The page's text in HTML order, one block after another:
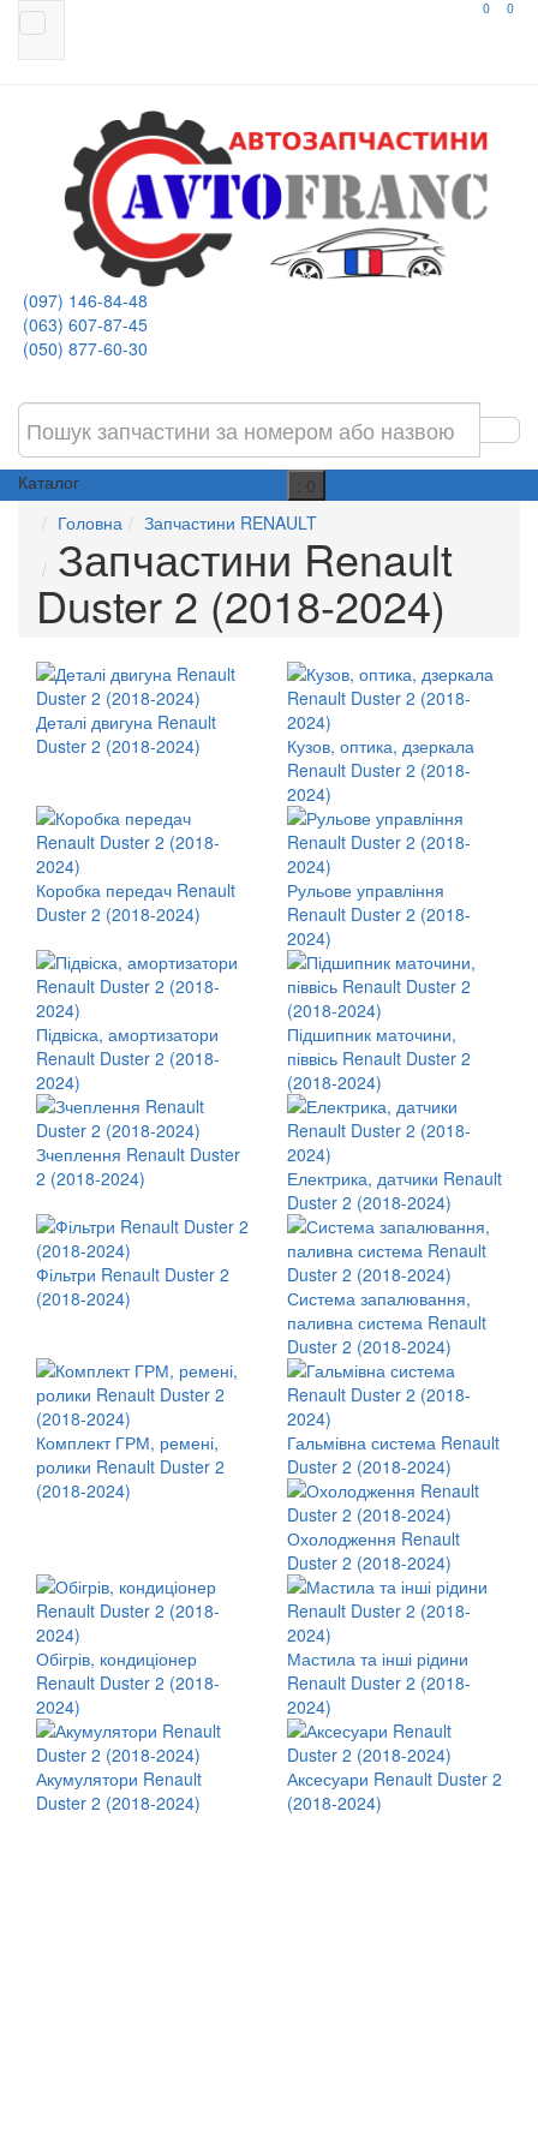
0 0
(097) 146-84-48
(063) 607-87-45
(050) 877-60-30
Каталог
Головна
Запчастини RENAULT
Запчастини Renault
Duster 2 (2018-2024)
Деталі двигуна Renault
Duster 2 (2018-2024)
Кузов, оптика, дзеркала
Renault Duster 2 (2018-
2024)
Коробка передач Renault
Duster 2 (2018-2024)
Рульове управління
Renault Duster 2 (2018-
2024)
Підвіска, амортизатори
Renault Duster 2 (2018-
2024)
Підшипник маточини,
піввісь Renault Duster 2
(2018-2024)
Зчеплення Renault Duster
2 (2018-2024)
Електрика, датчики Renault
Duster 2 (2018-2024)
Фільтри Renault Duster 2
(2018-2024)
Система запалювання,
паливна система Renault
Duster 2 (2018-2024)
Комплект ГРМ, ремені,
ролики Renault Duster 2
(2018-2024)
Гальмівна система Renault
Duster 2 (2018-2024)
Охолодження Renault
Duster 2 (2018-2024)
Обігрів, кондиціонер
Renault Duster 2 (2018-
2024)
Мастила та інші рідини
Renault Duster 2 (2018-
2024)
Акумулятори Renault
Duster 2 (2018-2024)
Аксесуари Renault Duster 2
(2018-2024)